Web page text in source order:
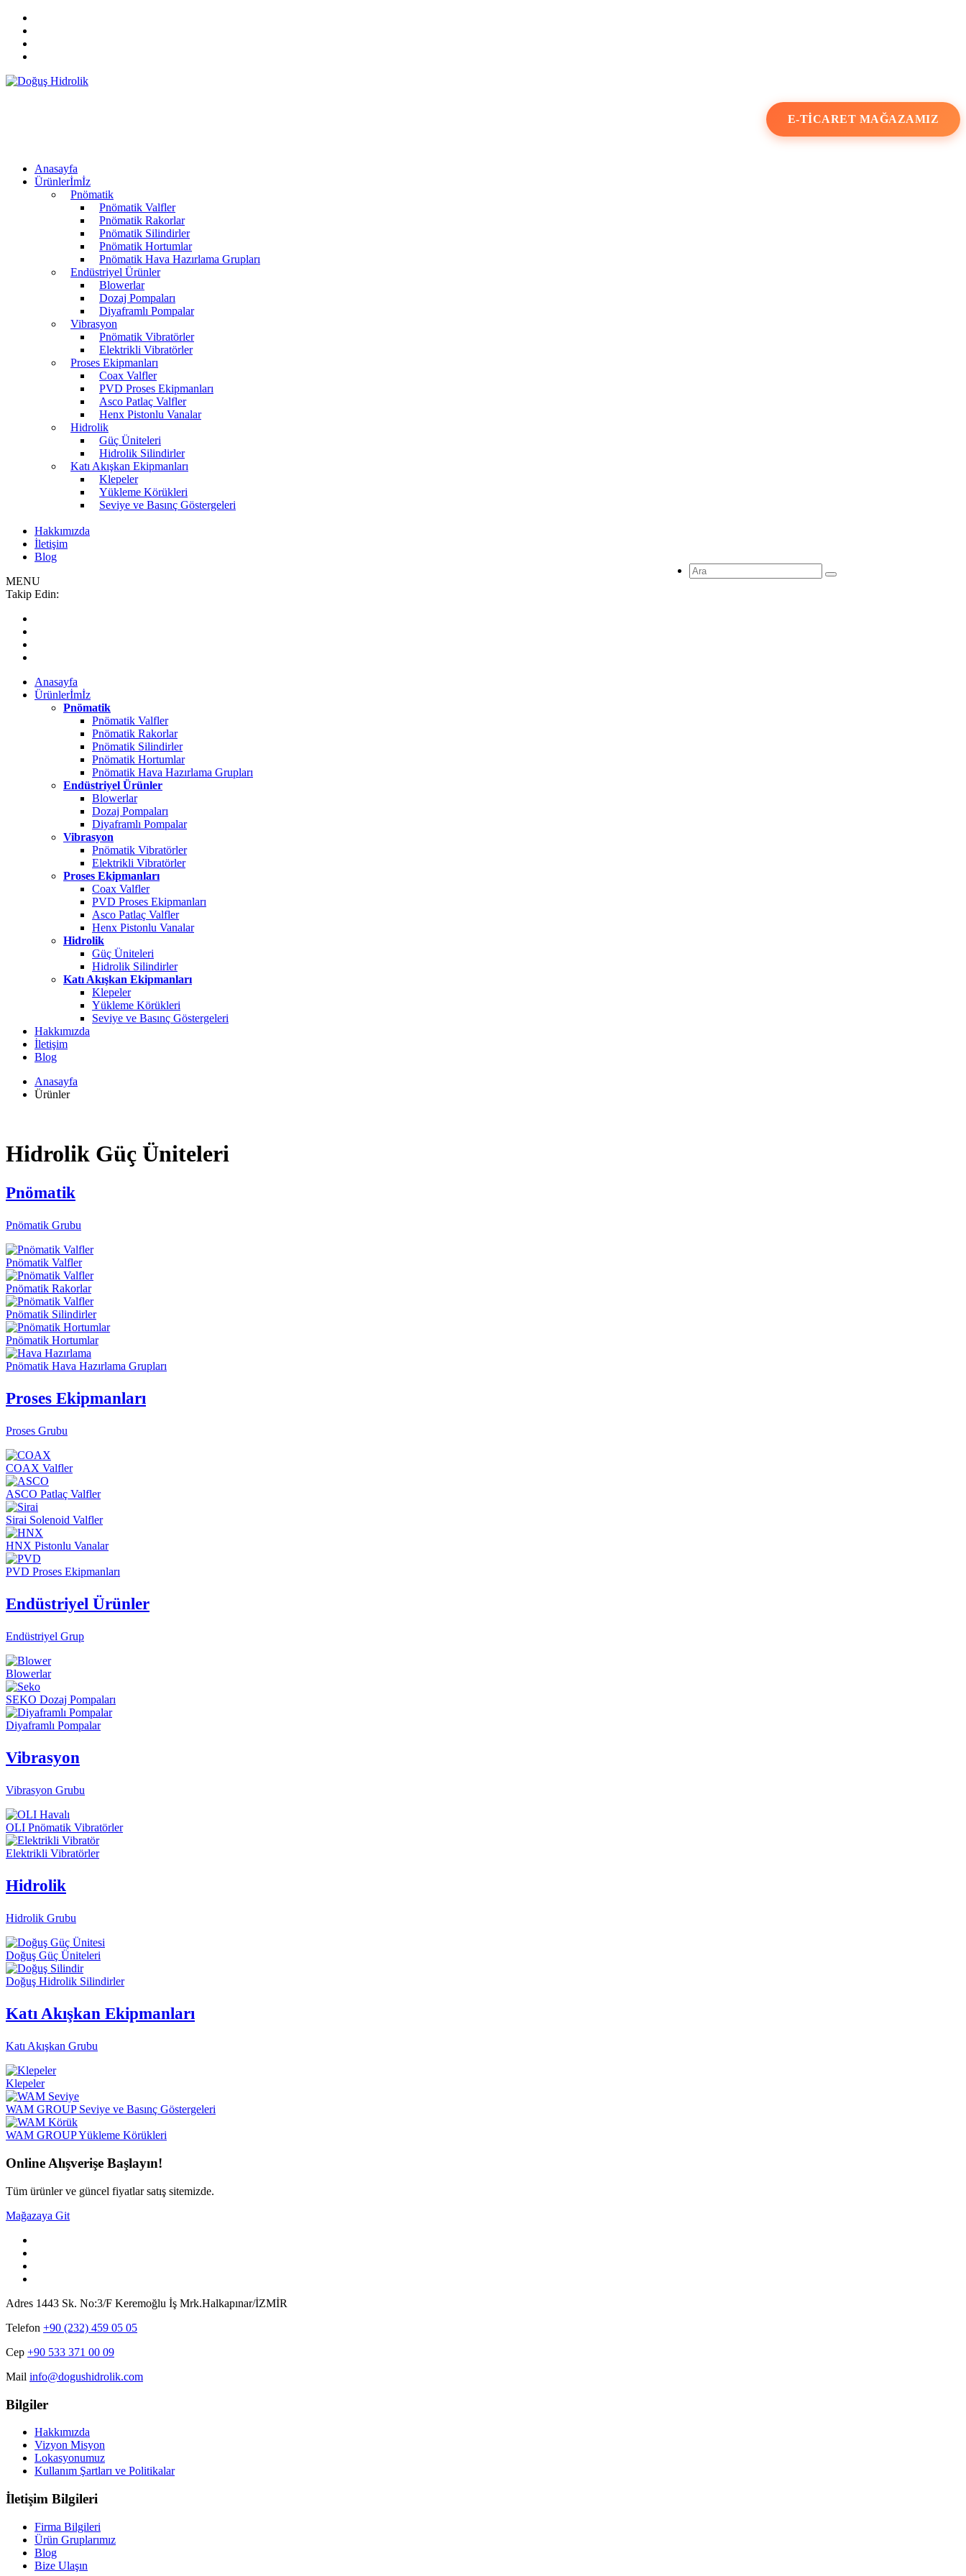
E-TICARET MAĞAZAMIZ
Anasayfa
Ürünlerİmİz
Pnömatik
Pnömatik Valfler
Pnömatik Rakorlar
Pnömatik Silindirler
Pnömatik Hortumlar
Pnömatik Hava Hazırlama Grupları
Endüstriyel Ürünler
Blowerlar
Dozaj Pompaları
Diyaframlı Pompalar
Vibrasyon
Pnömatik Vibratörler
Elektrikli Vibratörler
Proses Ekipmanları
Coax Valfler
PVD Proses Ekipmanları
Asco Patlaç Valfler
Henx Pistonlu Vanalar
Hidrolik
Güç Üniteleri
Hidrolik Silindirler
Katı Akışkan Ekipmanları
Klepeler
Yükleme Körükleri
Seviye ve Basınç Göstergeleri
Hakkımızda
İletişim
Blog
MENU
Takip Edin:
Anasayfa
Ürünlerİmİz
Pnömatik
Pnömatik Valfler
Pnömatik Rakorlar
Pnömatik Silindirler
Pnömatik Hortumlar
Pnömatik Hava Hazırlama Grupları
Endüstriyel Ürünler
Blowerlar
Dozaj Pompaları
Diyaframlı Pompalar
Vibrasyon
Pnömatik Vibratörler
Elektrikli Vibratörler
Proses Ekipmanları
Coax Valfler
PVD Proses Ekipmanları
Asco Patlaç Valfler
Henx Pistonlu Vanalar
Hidrolik
Güç Üniteleri
Hidrolik Silindirler
Katı Akışkan Ekipmanları
Klepeler
Yükleme Körükleri
Seviye ve Basınç Göstergeleri
Hakkımızda
İletişim
Blog
Anasayfa
Ürünler
Hidrolik Güç Üniteleri
Pnömatik
Pnömatik Grubu
Pnömatik Valfler
Pnömatik Rakorlar
Pnömatik Silindirler
Pnömatik Hortumlar
Pnömatik Hava Hazırlama Grupları
Proses Ekipmanları
Proses Grubu
COAX Valfler
ASCO Patlaç Valfler
Sirai Solenoid Valfler
HNX Pistonlu Vanalar
PVD Proses Ekipmanları
Endüstriyel Ürünler
Endüstriyel Grup
Blowerlar
SEKO Dozaj Pompaları
Diyaframlı Pompalar
Vibrasyon
Vibrasyon Grubu
OLI Pnömatik Vibratörler
Elektrikli Vibratörler
Hidrolik
Hidrolik Grubu
Doğuş Güç Üniteleri
Doğuş Hidrolik Silindirler
Katı Akışkan Ekipmanları
Katı Akışkan Grubu
Klepeler
WAM GROUP Seviye ve Basınç Göstergeleri
WAM GROUP Yükleme Körükleri
Online Alışverişe Başlayın!
Tüm ürünler ve güncel fiyatlar satış sitemizde.
Mağazaya Git
Adres 1443 Sk. No:3/F Keremoğlu İş Mrk.Halkapınar/İZMİR
Telefon +90 (232) 459 05 05
Cep +90 533 371 00 09
Mail info@dogushidrolik.com
Bilgiler
Hakkımızda
Vizyon Misyon
Lokasyonumuz
Kullanım Şartları ve Politikalar
İletişim Bilgileri
Firma Bilgileri
Ürün Gruplarımız
Blog
Bize Ulaşın